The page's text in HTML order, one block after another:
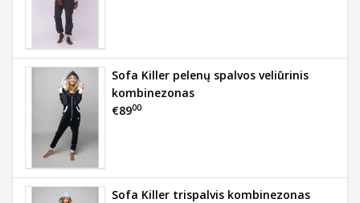
Sofa Killer pelenų spalvos veliūrinis
kombinezonas
€8900
Sofa Killer trispalvis kombinezonas